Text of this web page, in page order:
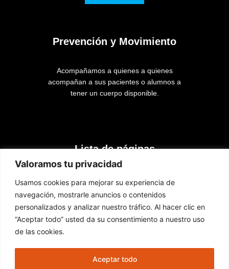
Valoramos tu privacidad
Usamos cookies para mejorar su experiencia de
navegación, mostrarle anuncios o contenidos
personalizados y analizar nuestro tráfico. Al hacer clic en
“Aceptar todo” usted da su consentimiento a nuestro uso
de las cookies.
Aceptar todo
Prevención y Movimiento
Acompañamos a quienes a quienes
acompañan a sus pacientes o alumnos a
tener un cuerpo disponible.
Lista de páginas